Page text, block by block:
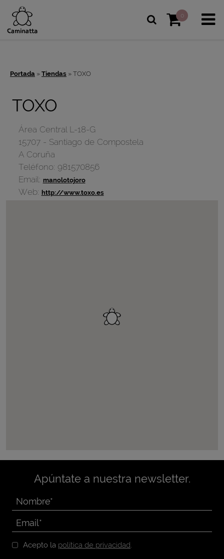
0
Portada » Tiendas » TOXO
TOXO
Área Central L-18-G
15707- Santiago de Compostela
A Coruña
Teléfono: 981570856
Email: manolotojoro
Web: http://www.toxo.es
Apúntate a nuestra newsletter.
Acepto la política de privacidad.